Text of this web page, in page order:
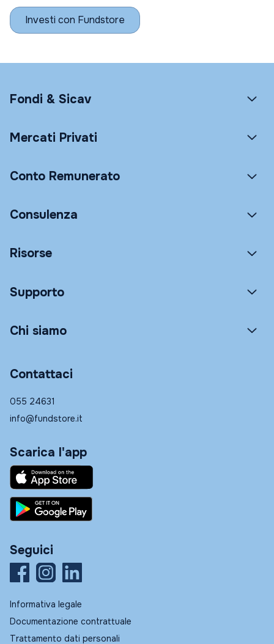
Investi con Fundstore
Fondi & Sicav
Mercati Privati
Conto Remunerato
Consulenza
Risorse
Supporto
Chi siamo
Contattaci
055 24631
info@fundstore.it
Scarica l'app
Seguici
Informativa legale
Documentazione contrattuale
Trattamento dati personali